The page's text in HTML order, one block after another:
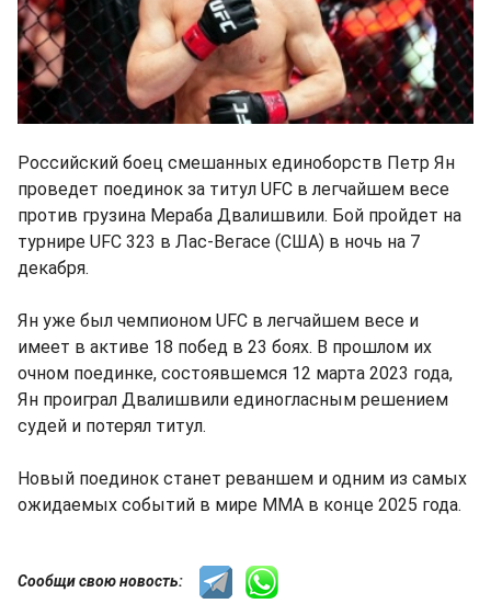
Российский боец смешанных единоборств Петр Ян
проведет поединок за титул UFC в легчайшем весе
против грузина Мераба Двалишвили. Бой пройдет на
турнире UFC 323 в Лас-Вегасе (США) в ночь на 7
декабря.
Ян уже был чемпионом UFC в легчайшем весе и
имеет в активе 18 побед в 23 боях. В прошлом их
очном поединке, состоявшемся 12 марта 2023 года,
Ян проиграл Двалишвили единогласным решением
судей и потерял титул.
Новый поединок станет реваншем и одним из самых
ожидаемых событий в мире ММА в конце 2025 года.
Сообщи свою новость: